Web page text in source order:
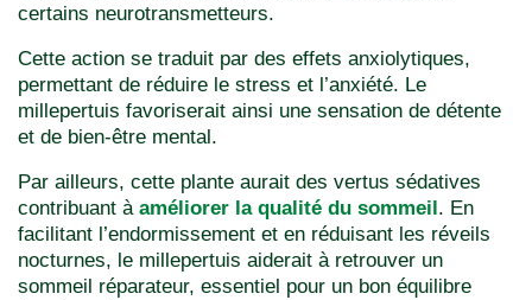
certains neurotransmetteurs.
Cette action se traduit par des effets anxiolytiques,
permettant de réduire le stress et l’anxiété. Le
millepertuis favoriserait ainsi une sensation de détente
et de bien-être mental.
Par ailleurs, cette plante aurait des vertus sédatives
contribuant à améliorer la qualité du sommeil. En
facilitant l’endormissement et en réduisant les réveils
nocturnes, le millepertuis aiderait à retrouver un
sommeil réparateur, essentiel pour un bon équilibre